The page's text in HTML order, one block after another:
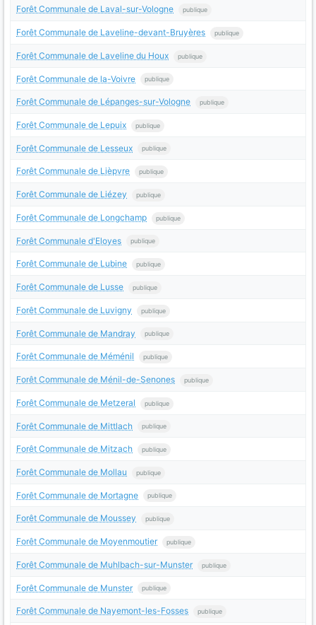
Forêt Communale de Laval-sur-Vologne publique
Forêt Communale de Laveline-devant-Bruyères publique
Forêt Communale de Laveline du Houx publique
Forêt Communale de la-Voivre publique
Forêt Communale de Lépanges-sur-Vologne publique
Forêt Communale de Lepuix publique
Forêt Communale de Lesseux publique
Forêt Communale de Lièpvre publique
Forêt Communale de Liézey publique
Forêt Communale de Longchamp publique
Forêt Communale d'Eloyes publique
Forêt Communale de Lubine publique
Forêt Communale de Lusse publique
Forêt Communale de Luvigny publique
Forêt Communale de Mandray publique
Forêt Communale de Méménil publique
Forêt Communale de Ménil-de-Senones publique
Forêt Communale de Metzeral publique
Forêt Communale de Mittlach publique
Forêt Communale de Mitzach publique
Forêt Communale de Mollau publique
Forêt Communale de Mortagne publique
Forêt Communale de Moussey publique
Forêt Communale de Moyenmoutier publique
Forêt Communale de Muhlbach-sur-Munster publique
Forêt Communale de Munster publique
Forêt Communale de Nayemont-les-Fosses publique